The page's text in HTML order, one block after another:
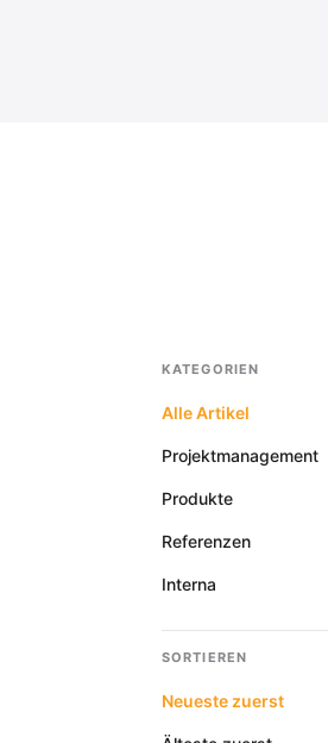
KATEGORIEN
Alle Artikel
Projektmanagement
Produkte
Referenzen
Interna
SORTIEREN
Neueste zuerst